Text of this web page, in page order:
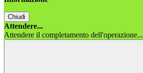
Chiudi
Attendere...
Attendere il completamento dell'operazione...